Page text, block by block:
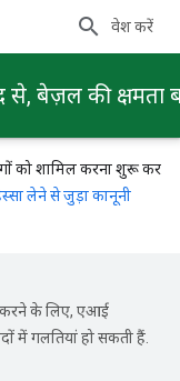
प्रवेश करें
बेज़ल की क्षमता
को शामिल करना शुरू कर
लेने से जुड़ा कानूनी
करने के लिए, एआई
में गलतियां हो सकती हैं.